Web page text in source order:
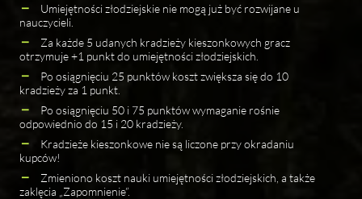
Umiejętności złodziejskie nie mogą już być rozwijane u
nauczycieli.
Za każde 5 udanych kradzieży kieszonkowych gracz
otrzymuje +1 punkt do umiejętności złodziejskich.
Po osiągnięciu 25 punktów koszt zwiększa się do 10
kradzieży za 1 punkt.
Po osiągnięciu 50 i 75 punktów wymaganie rośnie
odpowiednio do 15 i 20 kradzieży.
Kradzieże kieszonkowe nie są liczone przy okradaniu
kupców!
Zmieniono koszt nauki umiejętności złodziejskich, a także
zaklęcia „Zapomnienie”.